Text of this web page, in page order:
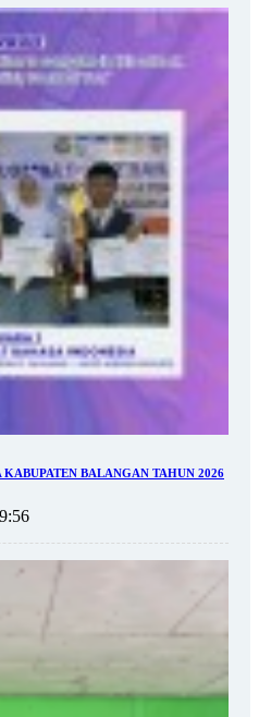
BALANGAN TAHUN 2026